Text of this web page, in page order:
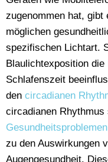
zugenommen hat,
möglichen
spezifischen Lichtart.
Blaulichtexposition die
Schlafenszeit
den circadianen
circadianen Rhythmus
Gesundheitsproblemen
zu den Auswirkungen
Augengesundheit.